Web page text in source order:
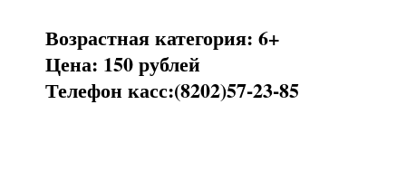
Возрастная категория: 6+
Цена: 150 рублей
Телефон касс:(8202)57-23-85